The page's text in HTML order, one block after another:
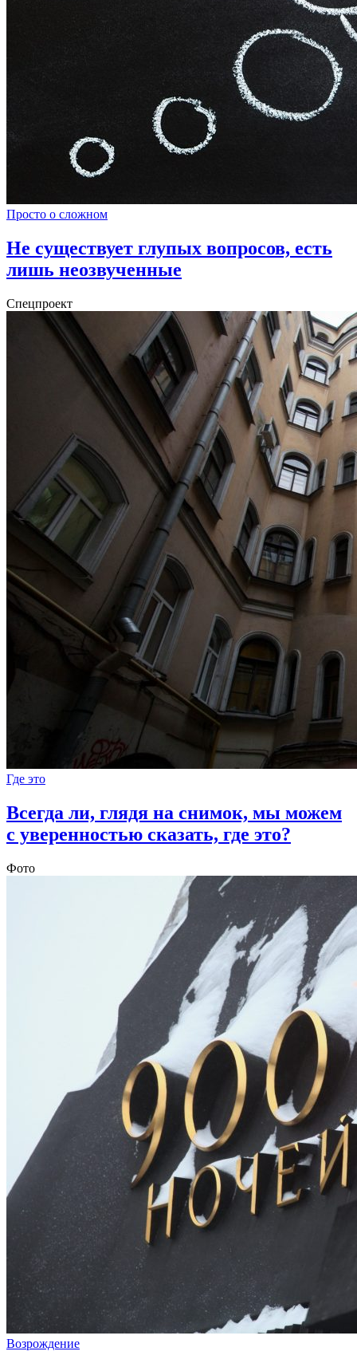
Просто о сложном
Не существует глупых вопросов, есть
лишь неозвученные
Спецпроект
Где это
Всегда ли, глядя на снимок, мы можем
с уверенностью сказать, где это?
Фото
Возрождение